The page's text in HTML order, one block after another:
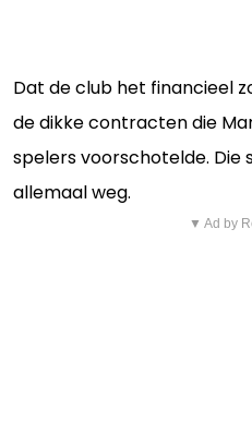
Dat de club het financieel
de dikke contracten die
spelers voorschotelde. Die
allemaal weg.
▼ Ad by